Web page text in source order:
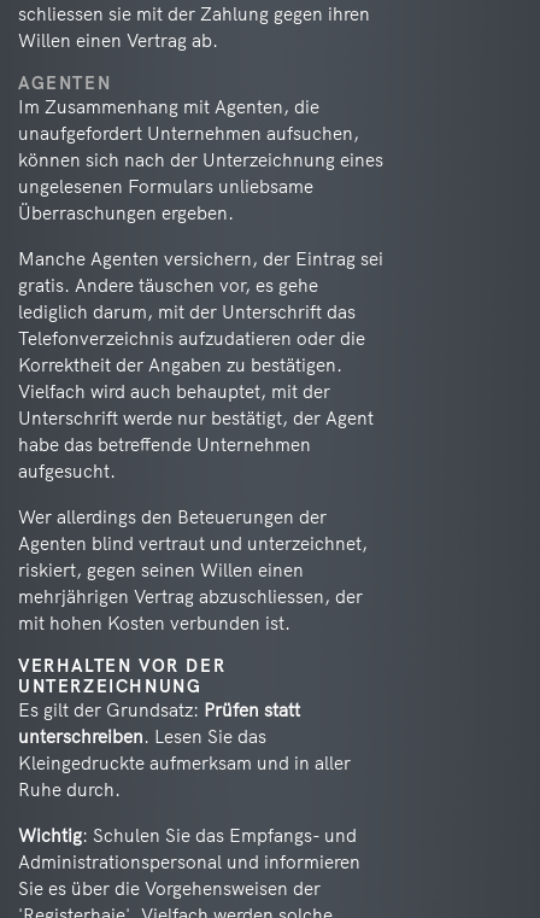
schliessen sie mit der Zahlung gegen ihren
Willen einen Vertrag ab.
AGENTEN
Im Zusammenhang mit Agenten, die
unaufgefordert Unternehmen aufsuchen,
können sich nach der Unterzeichnung eines
ungelesenen Formulars unliebsame
Überraschungen ergeben.
Manche Agenten versichern, der Eintrag sei
gratis. Andere täuschen vor, es gehe
lediglich darum, mit der Unterschrift das
Telefonverzeichnis aufzudatieren oder die
Korrektheit der Angaben zu bestätigen.
Vielfach wird auch behauptet, mit der
Unterschrift werde nur bestätigt, der Agent
habe das betreffende Unternehmen
aufgesucht.
Wer allerdings den Beteuerungen der
Agenten blind vertraut und unterzeichnet,
riskiert, gegen seinen Willen einen
mehrjährigen Vertrag abzuschliessen, der
mit hohen Kosten verbunden ist.
VERHALTEN VOR DER
UNTERZEICHNUNG
Es gilt der Grundsatz: Prüfen statt
unterschreiben. Lesen Sie das
Kleingedruckte aufmerksam und in aller
Ruhe durch.
Wichtig: Schulen Sie das Empfangs- und
Administrationspersonal und informieren
Sie es über die Vorgehensweisen der